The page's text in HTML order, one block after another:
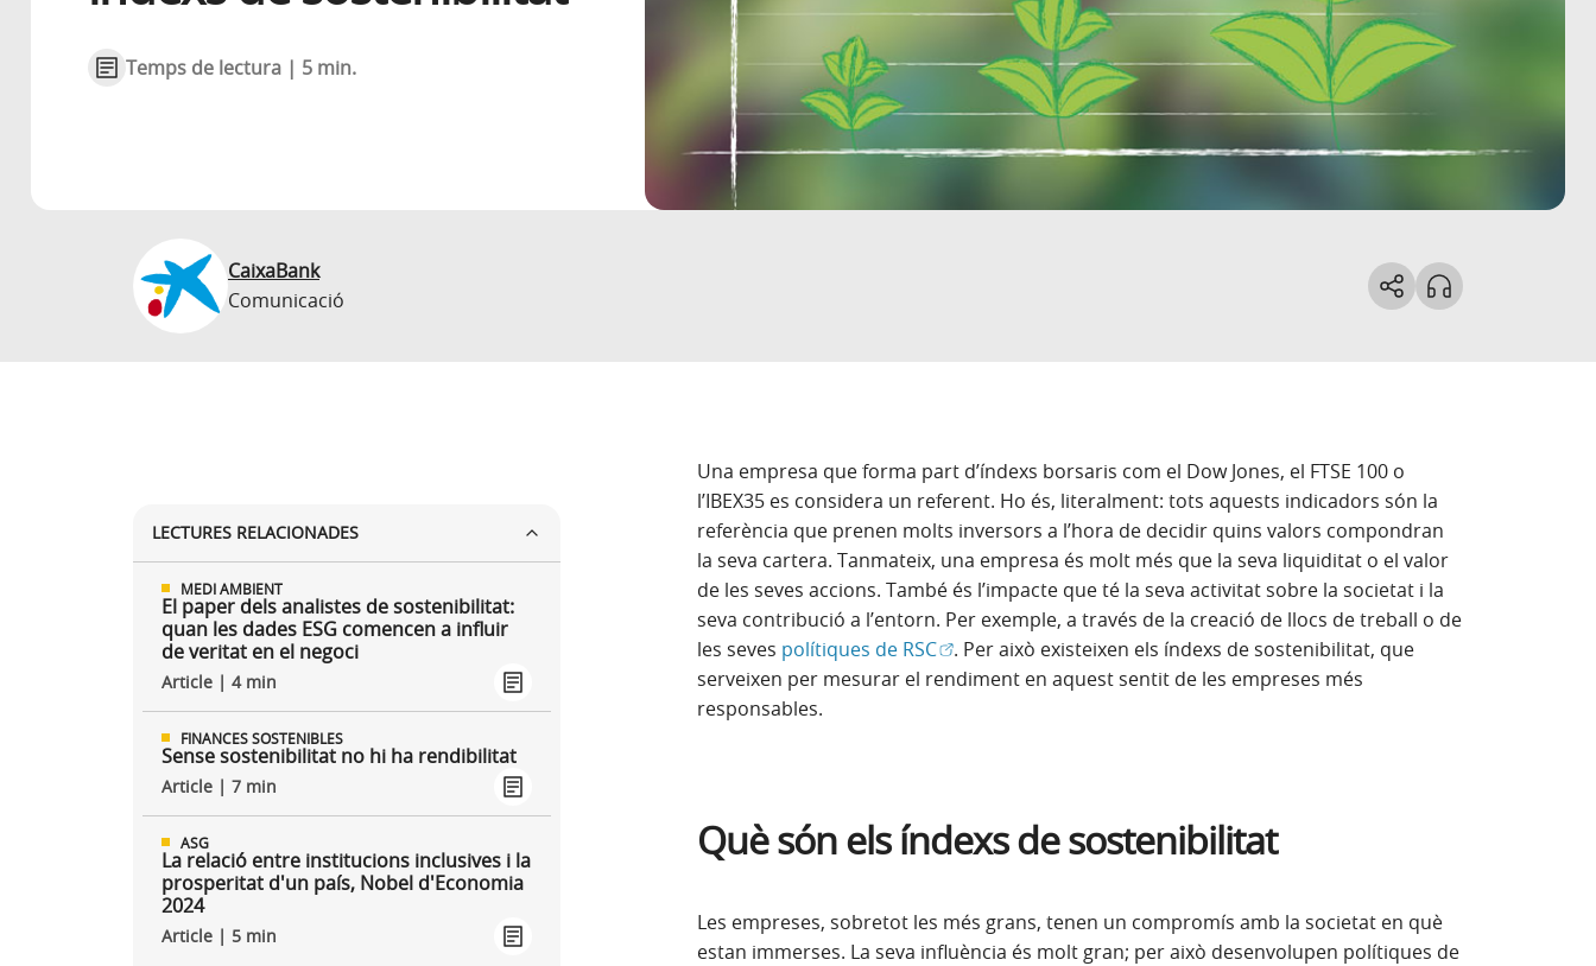
Temps de lectura | 5 min.
CaixaBank
Comunicació
LECTURES RELACIONADES
MEDI AMBIENT
El paper dels analistes de sostenibilitat:
quan les dades ESG comencen a influir
de veritat en el negoci
Article | 4 min
FINANCES SOSTENIBLES
Sense sostenibilitat no hi ha rendibilitat
Article | 7 min
ASG
La relació entre institucions inclusives i la
prosperitat d'un país, Nobel d'Economia
2024
Article | 5 min
Una empresa que forma part d’índexs borsaris com el Dow Jones, el FTSE 100 o
l’IBEX35 es considera un referent. Ho és, literalment: tots aquests indicadors són la
referència que prenen molts inversors a l’hora de decidir quins valors compondran
la seva cartera. Tanmateix, una empresa és molt més que la seva liquiditat o el valor
de les seves accions. També és l’impacte que té la seva activitat sobre la societat i la
seva contribució a l’entorn. Per exemple, a través de la creació de llocs de treball o de
les seves polítiques de RSC(Obre en finestra nova)
. Per això existeixen els índexs de sostenibilitat, que
serveixen per mesurar el rendiment en aquest sentit de les empreses més
responsables.
Què són els índexs de sostenibilitat
Les empreses, sobretot les més grans, tenen un compromís amb la societat en què
estan immerses. La seva influència és molt gran; per això desenvolupen polítiques de